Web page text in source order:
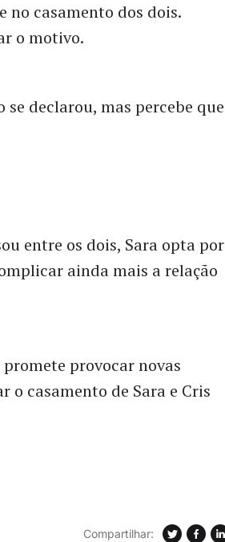
no casamento dos dois.
o motivo.
declarou, mas percebe que
entre os dois, Sara opta por
ainda mais a relação
provocar novas
casamento de Sara e Cris
Compartilhar: